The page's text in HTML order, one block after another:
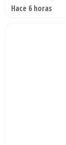
Hace 6 horas